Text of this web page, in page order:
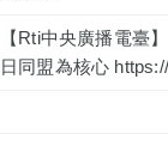
【Rti中央廣播電臺
日同盟為核心